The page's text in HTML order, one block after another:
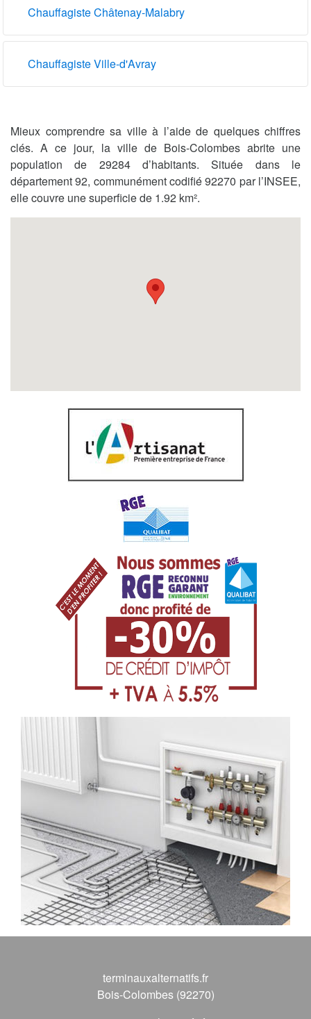
Chauffagiste Châtenay-Malabry
Chauffagiste Ville-d'Avray
Mieux comprendre sa ville à l’aide de quelques chiffres
clés. A ce jour, la ville de Bois-Colombes abrite une
population de 29284 d’habitants. Située dans le
département 92, communément codifié 92270 par l’INSEE,
elle couvre une superficie de 1.92 km².
terminauxalternatifs.fr
Bois-Colombes (92270)